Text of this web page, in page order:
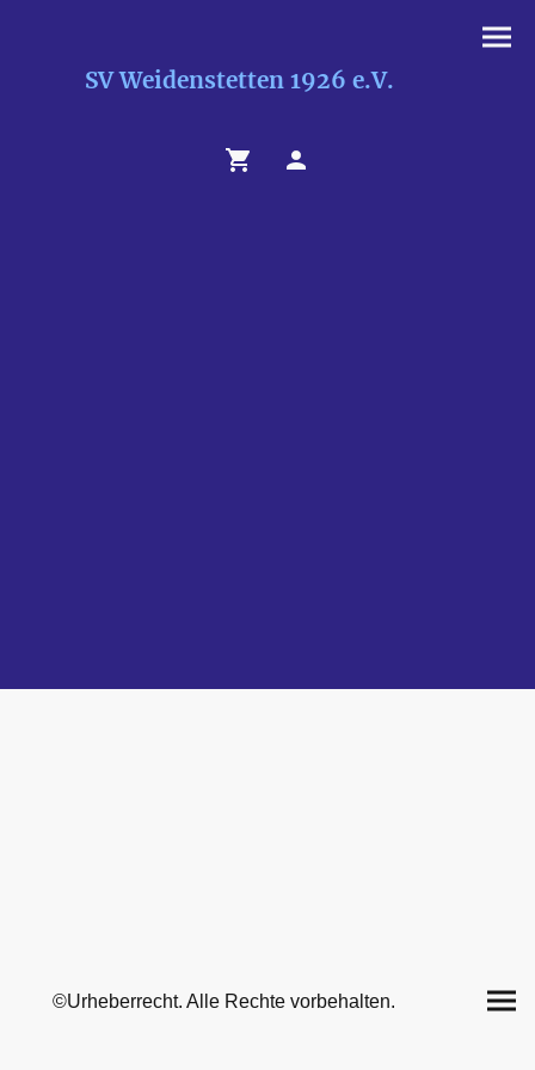
SV Weidenstetten 1926 e.V.
©Urheberrecht. Alle Rechte vorbehalten.